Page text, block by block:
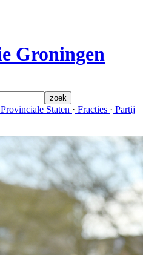
zoek
Provinciale Staten · Fracties · Partij